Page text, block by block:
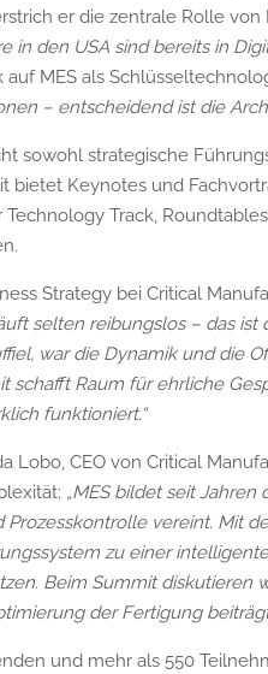
er die zentrale Rolle
in den USA sind bereits in
MES als
– entscheidend ist die
sowohl strategische
bietet Keynotes und
Technology Track,
Strategy bei Critical
selten reibungslos – das
war die Dynamik und die
schafft Raum für ehrliche
funktioniert.“
Lobo, CEO von Critical
„MES bildet seit
Prozesskontrolle vereint. Mit
zu einer
Beim Summit diskutieren
der Fertigung
und mehr als 550